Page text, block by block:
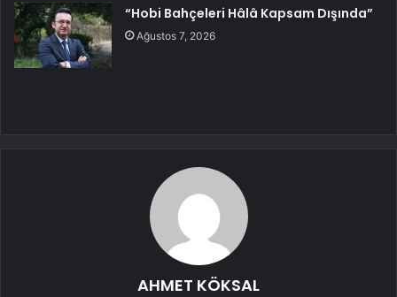
“Hobi Bahçeleri Hâlâ Kapsam Dışında”
Ağustos 7, 2026
AHMET KÖKSAL